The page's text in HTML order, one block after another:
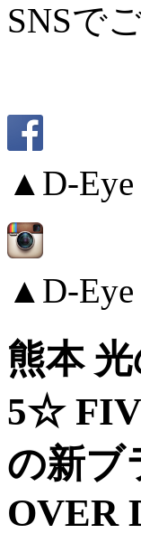
SNSで
▲D-Eye
▲D-Eye
熊本
5☆
の新
OVER